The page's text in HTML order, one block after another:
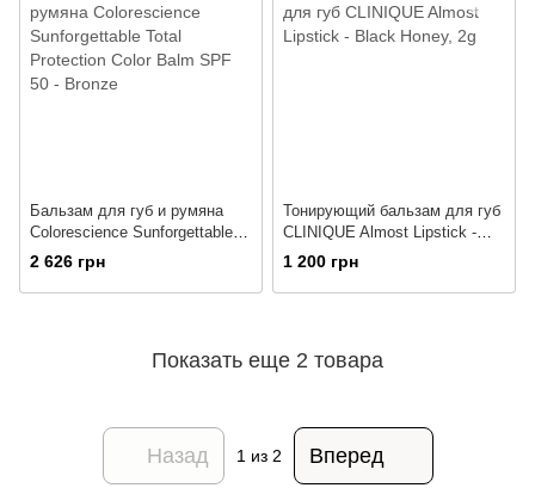
Бальзам для губ и румяна
Colorescience Sunforgettable
Total Protection Color Balm
SPF 50 - Bronze
2 626 грн
Тонирующий бальзам для губ
CLINIQUE Almost Lipstick -
Black Honey, 2g
1 200 грн
Показать еще 2 товара
Назад 1 из 2 Вперед